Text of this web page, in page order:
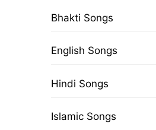
Bhakti Songs
English Songs
Hindi Songs
Islamic Songs